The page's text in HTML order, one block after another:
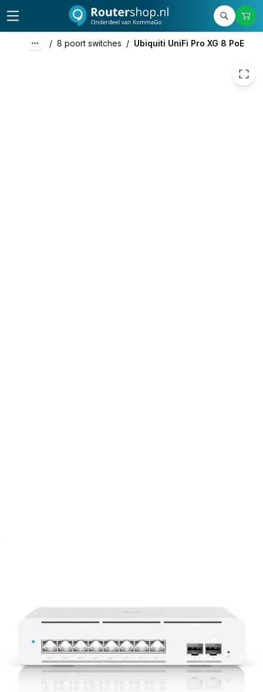
/ 8 poort switches / Ubiquiti UniFi Pro XG 8 PoE
433,00 excl. btw
523,93 incl. btw